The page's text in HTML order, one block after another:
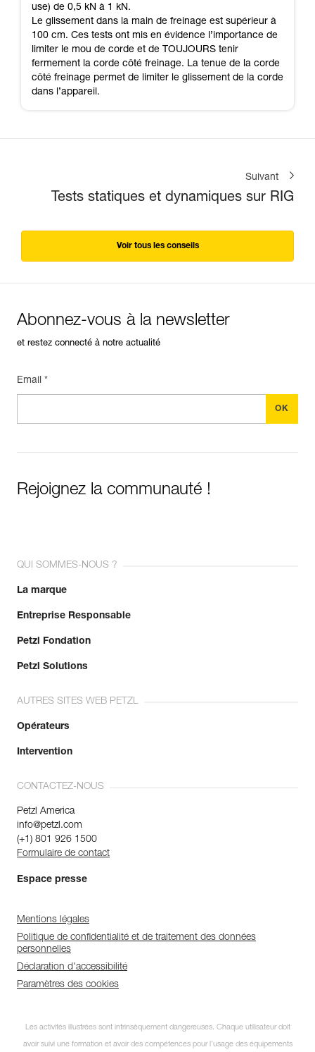
use) de 0,5 kN à 1 kN.
Le glissement dans la main de freinage est supérieur à
100 cm. Ces tests ont mis en évidence l’importance de
limiter le mou de corde et de TOUJOURS tenir
fermement la corde côté freinage. La tenue de la corde
côté freinage permet de limiter le glissement de la corde
dans l’appareil.
Suivant
Tests statiques et dynamiques sur RIG
Voir tous les conseils
Abonnez-vous à la newsletter
et restez connecté à notre actualité
Email *
Rejoignez la communauté !
QUI SOMMES-NOUS ?
La marque
Entreprise Responsable
Petzl Fondation
Petzl Solutions
AUTRES SITES WEB PETZL
Opérateurs
Intervention
CONTACTEZ-NOUS
Petzl America
info@petzl.com
(+1) 801 926 1500
Formulaire de contact
Espace presse
Mentions légales
Politique de confidentialité et de traitement des données
personnelles
Déclaration d'accessibilité
Paramètres des cookies
Les activités illustrées sont intrinsèquement dangereuses. Chaque utilisateur doit
avoir suivi une formation et avoir des compétences pour l’usage des équipements